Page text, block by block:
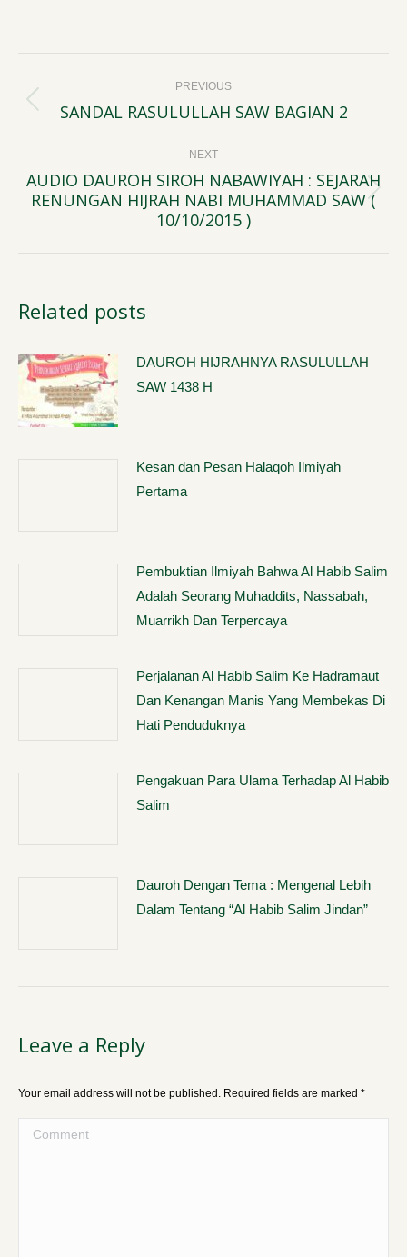
navigation PREVIOUS
Previous
SANDAL RASULULLAH SAW BAGIAN 2
NEXT
Next
post:
AUDIO DAUROH SIROH NABAWIYAH : SEJARAH
RENUNGAN HIJRAH NABI MUHAMMAD SAW (
10/10/2015 )
Related posts
DAUROH HIJRAHNYA RASULULLAH
SAW 1438 H
Kesan dan Pesan Halaqoh Ilmiyah
Pertama
Pembuktian Ilmiyah Bahwa Al Habib Salim
Adalah Seorang Muhaddits, Nassabah,
Muarrikh Dan Terpercaya
Perjalanan Al Habib Salim Ke Hadramaut
Dan Kenangan Manis Yang Membekas Di
Hati Penduduknya
Pengakuan Para Ulama Terhadap Al Habib
Salim
Dauroh Dengan Tema : Mengenal Lebih
Dalam Tentang “Al Habib Salim Jindan”
Leave a Reply
Your email address will not be published. Required fields are marked *
Comment